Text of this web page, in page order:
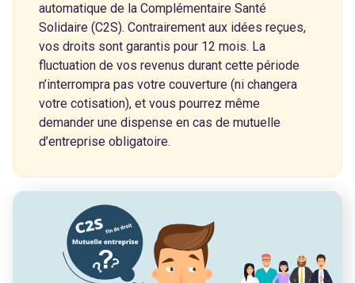
automatique de la Complémentaire Santé
Solidaire (C2S). Contrairement aux idées reçues,
vos droits sont garantis pour 12 mois. La
fluctuation de vos revenus durant cette période
n’interrompra pas votre couverture (ni changera
votre cotisation), et vous pourrez même
demander une dispense en cas de mutuelle
d’entreprise obligatoire.